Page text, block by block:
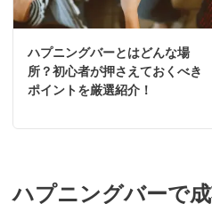
ハプニングバーとはどんな場
所？初心者が押さえておくべき
ポイントを厳選紹介！
ハプニングバーで